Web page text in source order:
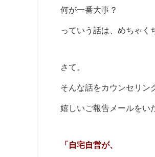
何が一番大事？
っていう話は、めちゃく
さて。
そんな話をカウンセリン
嬉しいご報告メールをい
「自宅自営が、